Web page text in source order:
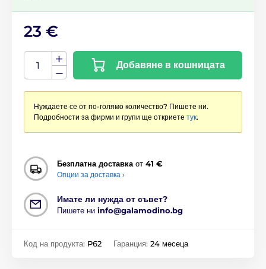
23 €
Добавяне в кошницата
Нуждаете се от по-голямо количество? Пишете ни.
Подробности за фирми и групи ще откриете тук.
Безплатна доставка от 41 €
Опции за доставка ›
Имате ли нужда от съвет?
Пишете ни info@galamodino.bg
Код на продукта: P62 Гаранция: 24 месеца